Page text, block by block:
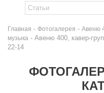
Главная - Фотогалерея - Авеню
музыка - Авеню 400, кавер-
22-14